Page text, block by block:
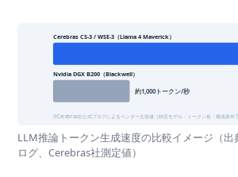
Cerebras CS-3 / WSE-3（Llama 4 Maverick）
約1,000トークン/秒
Nvidia DGX B200（Blackwell）
※Cerebras社公式ブログによるベンダー主張値（特定モデル・トークン長・構成条件
LLM推論トークン生成速度の比較イメージ（出
ログ、Cerebras社測定値）